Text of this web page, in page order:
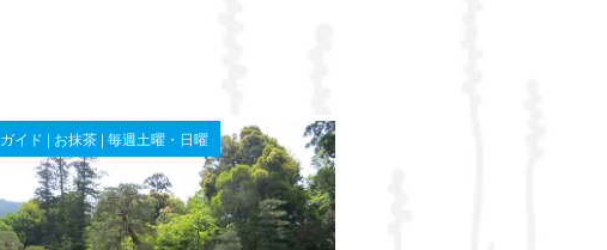
ガイド | お抹茶 | 毎週土曜・日曜